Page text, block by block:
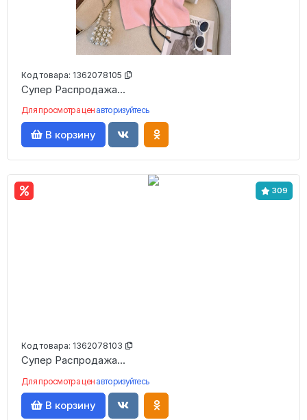
Код товара: 1362078105
Супер Распродажа...
Для просмотра цен авторизуйтесь
В корзину
309
Код товара: 1362078103
Супер Распродажа...
Для просмотра цен авторизуйтесь
В корзину